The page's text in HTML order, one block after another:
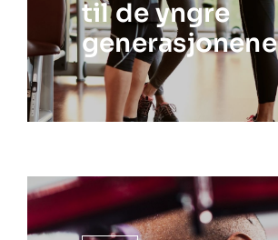
til de yngre
generasjonene